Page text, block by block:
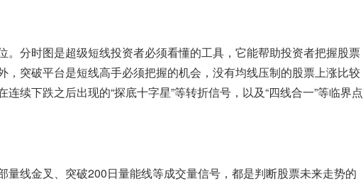
。分时图是超级短线投资者必须看懂的工具，它能帮助投资者把握股票
，突破平台是短线高手必须把握的机会，没有均线压制的股票上涨比较
续下跌之后出现的“探底十字星”等转折信号，以及“四线合一”等临界点
量线金叉、突破200日量能线等成交量信号，都是判断股票未来走势的